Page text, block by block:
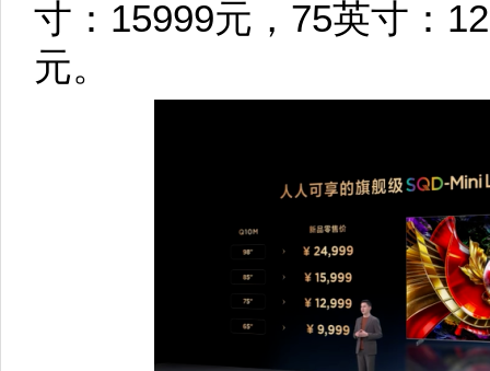
寸：15999元，75英寸：
元。